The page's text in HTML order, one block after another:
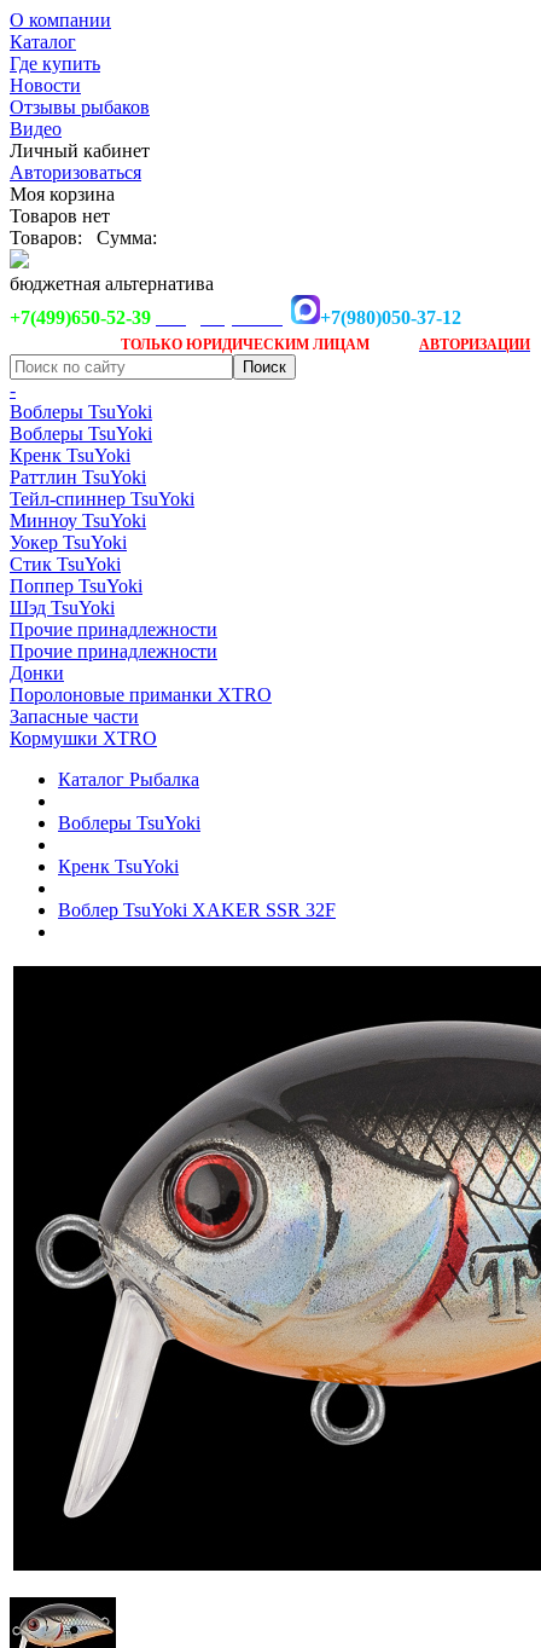
О компании
Каталог
Где купить
Новости
Отзывы рыбаков
Видео
Личный кабинет
Авторизоваться
Моя корзина
Товаров нет
Товаров:
Сумма:
бюджетная альтернатива
+7(499)650-52-39
+7(980)050-37-12
ТОЛЬКО ЮРИДИЧЕСКИМ ЛИЦАМ АВТОРИЗАЦИИ
-
Воблеры TsuYoki
Воблеры TsuYoki
Кренк TsuYoki
Раттлин TsuYoki
Тейл-спиннер TsuYoki
Минноу TsuYoki
Уокер TsuYoki
Стик TsuYoki
Поппер TsuYoki
Шэд TsuYoki
Прочие принадлежности
Прочие принадлежности
Донки
Поролоновые приманки XTRO
Запасные части
Кормушки XTRO
Каталог Рыбалка
Воблеры TsuYoki
Кренк TsuYoki
Воблер TsuYoki XAKER SSR 32F